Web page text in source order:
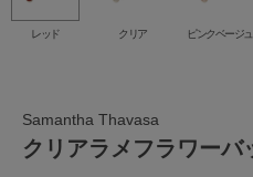
レッド クリア ピンクベージュ
Samantha Thavasa
クリアラメフラワーバ